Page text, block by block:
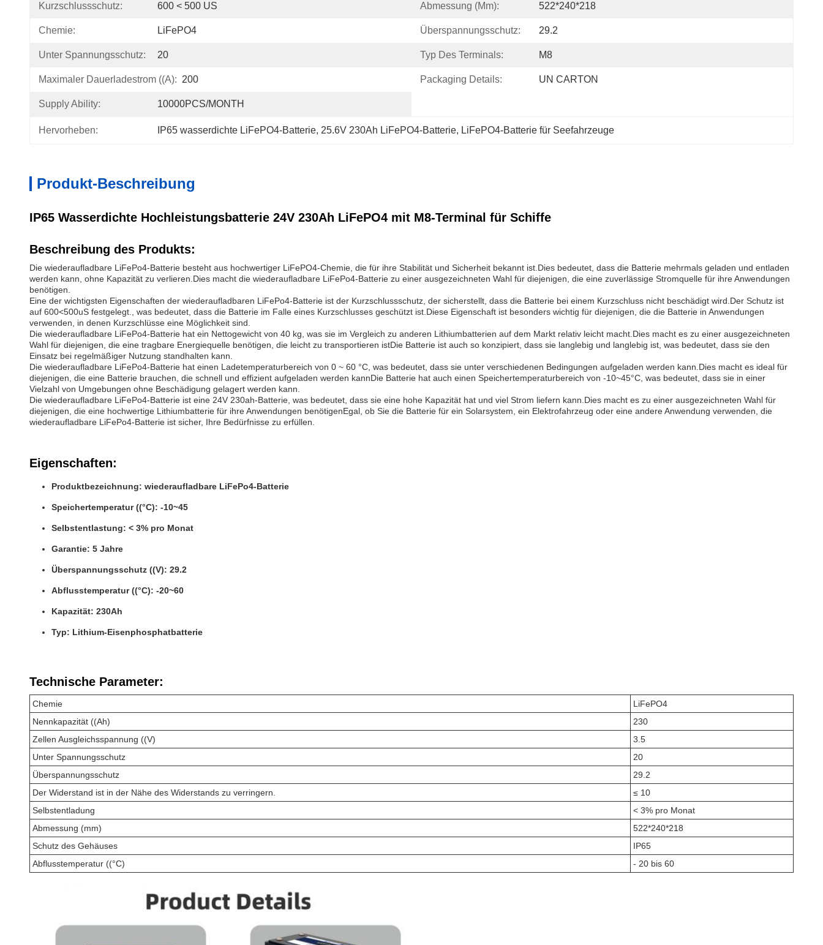
Kurzschlussschutz: 600 < 500 US Abmessung (mm): 522*240*218
Chemie: LiFePO4 Überspannungsschutz: 29.2
Unter Spannungsschutz: 20 Typ Des Terminals: M8
Maximaler Dauerladestrom ((A): 200 Packaging Details: UN CARTON
Supply Ability: 10000PCS/MONTH
Hervorheben: IP65 wasserdichte LiFePO4-Batterie, 25.6V 230Ah LiFePO4-Batterie, LiFePO4-Batterie für Seefahrzeuge
Produkt-Beschreibung
IP65 Wasserdichte Hochleistungsbatterie 24V 230Ah LiFePO4 mit M8-Terminal für Schiffe
Beschreibung des Produkts:
Die wiederaufladbare LiFePo4-Batterie besteht aus hochwertiger LiFePO4-Chemie, die für ihre Stabilität und Sicherheit bekannt ist.Dies bedeutet, dass die Batterie mehrmals geladen und entladen
werden kann, ohne Kapazität zu verlieren.Dies macht die wiederaufladbare LiFePo4-Batterie zu einer ausgezeichneten Wahl für diejenigen, die eine zuverlässige Stromquelle für ihre Anwendungen
benötigen.
Eine der wichtigsten Eigenschaften der wiederaufladbaren LiFePo4-Batterie ist der Kurzschlussschutz, der sicherstellt, dass die Batterie bei einem Kurzschluss nicht beschädigt wird.Der Schutz ist
auf 600<500uS festgelegt., was bedeutet, dass die Batterie im Falle eines Kurzschlusses geschützt ist.Diese Eigenschaft ist besonders wichtig für diejenigen, die die Batterie in Anwendungen
verwenden, in denen Kurzschlüsse eine Möglichkeit sind.
Die wiederaufladbare LiFePo4-Batterie hat ein Nettogewicht von 40 kg, was sie im Vergleich zu anderen Lithiumbatterien auf dem Markt relativ leicht macht.Dies macht es zu einer ausgezeichneten
Wahl für diejenigen, die eine tragbare Energiequelle benötigen, die leicht zu transportieren istDie Batterie ist auch so konzipiert, dass sie langlebig und langlebig ist, was bedeutet, dass sie den
Einsatz bei regelmäßiger Nutzung standhalten kann.
Die wiederaufladbare LiFePo4-Batterie hat einen Ladetemperaturbereich von 0 ~ 60 °C, was bedeutet, dass sie unter verschiedenen Bedingungen aufgeladen werden kann.Dies macht es ideal für
diejenigen, die eine Batterie brauchen, die schnell und effizient aufgeladen werden kannDie Batterie hat auch einen Speichertemperaturbereich von -10~45°C, was bedeutet, dass sie in einer
Vielzahl von Umgebungen ohne Beschädigung gelagert werden kann.
Die wiederaufladbare LiFePo4-Batterie ist eine 24V 230ah-Batterie, was bedeutet, dass sie eine hohe Kapazität hat und viel Strom liefern kann.Dies macht es zu einer ausgezeichneten Wahl für
diejenigen, die eine hochwertige Lithiumbatterie für ihre Anwendungen benötigenEgal, ob Sie die Batterie für ein Solarsystem, ein Elektrofahrzeug oder eine andere Anwendung verwenden, die
wiederaufladbare LiFePo4-Batterie ist sicher, Ihre Bedürfnisse zu erfüllen.
Eigenschaften:
Produktbezeichnung: wiederaufladbare LiFePo4-Batterie
Speichertemperatur ((°C): -10~45
Selbstentlastung: < 3% pro Monat
Garantie: 5 Jahre
Überspannungsschutz ((V): 29.2
Abflusstemperatur ((°C): -20~60
Kapazität: 230Ah
Typ: Lithium-Eisenphosphatbatterie
Technische Parameter:
Chemie
LiFePO4
Nennkapazität ((Ah)
230
Zellen Ausgleichsspannung ((V)
3.5
Unter Spannungsschutz
20
Überspannungsschutz
29.2
Der Widerstand ist in der Nähe des Widerstands zu verringern.
≤ 10
Selbstentladung
< 3% pro Monat
Abmessung (mm)
522*240*218
Schutz des Gehäuses
IP65
Abflusstemperatur ((°C)
- 20 bis 60